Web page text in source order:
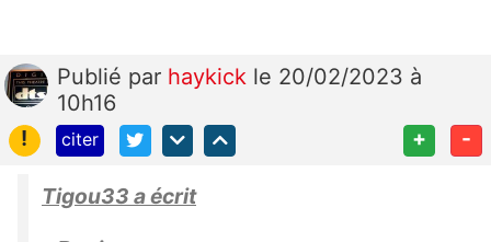
Publié par haykick le 20/02/2023 à
10h16
!
citer + -
Tigou33 a écrit